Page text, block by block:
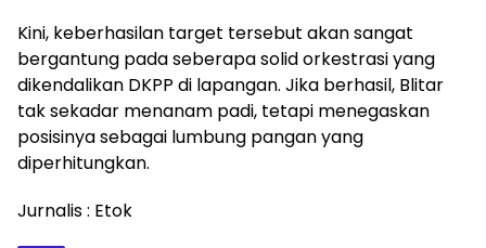
Kini, keberhasilan target tersebut akan sangat
bergantung pada seberapa solid orkestrasi yang
dikendalikan DKPP di lapangan. Jika berhasil, Blitar
tak sekadar menanam padi, tetapi menegaskan
posisinya sebagai lumbung pangan yang
diperhitungkan.
Jurnalis : Etok